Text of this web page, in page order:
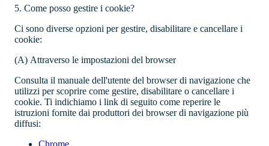
5. Come posso gestire i cookie?
Ci sono diverse opzioni per gestire, disabilitare e cancellare i
cookie:
(A) Attraverso le impostazioni del browser
Consulta il manuale dell'utente del browser di navigazione che
utilizzi per scoprire come gestire, disabilitare o cancellare i
cookie. Ti indichiamo i link di seguito come reperire le
istruzioni fornite dai produttori dei browser di navigazione più
diffusi: